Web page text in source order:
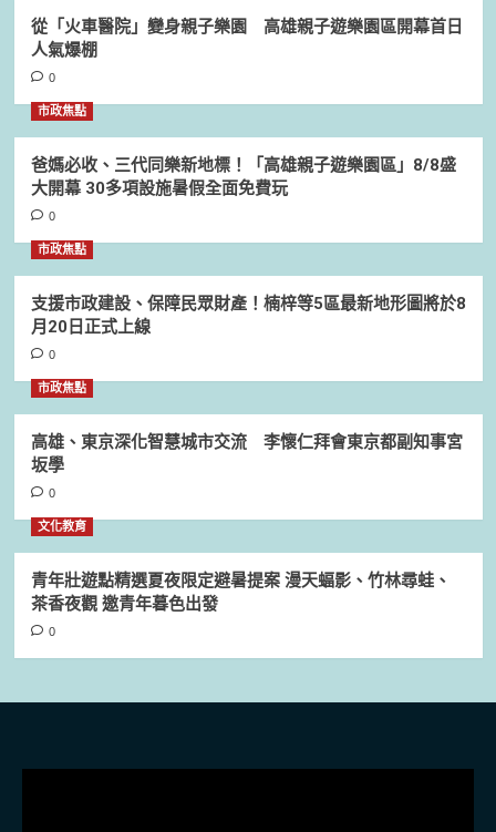
從「火車醫院」變身親子樂園 高雄親子遊樂園區開幕首日
人氣爆棚
0
市政焦點
爸媽必收、三代同樂新地標！「高雄親子遊樂園區」8/8盛
大開幕 30多項設施暑假全面免費玩
0
市政焦點
支援市政建設、保障民眾財產！楠梓等5區最新地形圖將於8
月20日正式上線
0
市政焦點
高雄、東京深化智慧城市交流 李懷仁拜會東京都副知事宮
坂學
0
文化教育
青年壯遊點精選夏夜限定避暑提案 漫天蝠影、竹林尋蛙、
茶香夜觀 邀青年暮色出發
0